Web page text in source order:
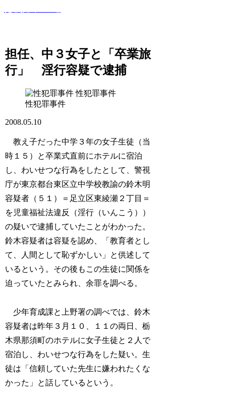
担任、中３女子と「卒業旅
行」 淫行容疑で逮捕
性犯罪事件
性犯罪事件
2008.05.10
教え子だった中学３年の女子生徒（当
時１５）と卒業式直前にホテルに宿泊
し、わいせつな行為をしたとして、警視
庁が東京都台東区立中学校教諭の鈴木明
容疑者（５１）＝足立区東綾瀬２丁目＝
を児童福祉法違反（淫行（いんこう））
の疑いで逮捕していたことがわかった。
鈴木容疑者は容疑を認め、「教育者とし
て、人間として恥ずかしい」と供述して
いるという。その後もこの生徒に関係を
迫っていたとみられ、余罪を調べる。
少年育成課と上野署の調べでは、鈴木
容疑者は昨年３月１０、１１の両日、栃
木県那須町のホテルに女子生徒と２人で
宿泊し、わいせつな行為をした疑い。生
徒は「信頼していた先生に嫌われたくな
かった」と話しているという。